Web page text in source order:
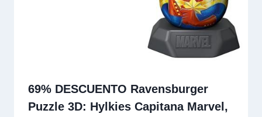
69% DESCUENTO Ravensburger
Puzzle 3D: Hylkies Capitana Marvel,